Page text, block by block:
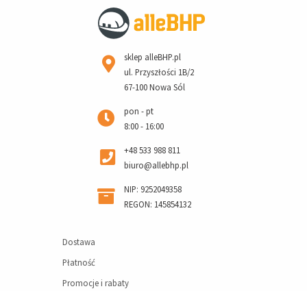
sklep alleBHP.pl
ul. Przyszłości 1B/2
67-100 Nowa Sól
pon - pt
8:00 - 16:00
+48 533 988 811
biuro@allebhp.pl
NIP: 9252049358
REGON: 145854132
Dostawa
Płatność
Promocje i rabaty